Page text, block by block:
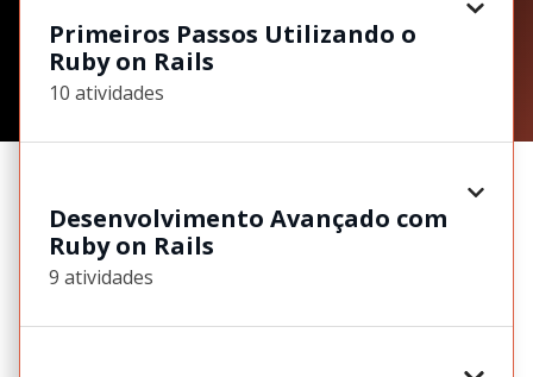
Primeiros Passos Utilizando o
Ruby on Rails
10 atividades
Desenvolvimento Avançado com
Ruby on Rails
9 atividades